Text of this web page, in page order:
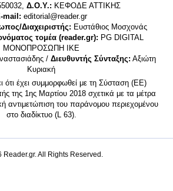
Δ.Ο.Υ.: ΚΕΦΟΔΕ ΑΤΤΙΚΗΣ
mail: editorial@reader.gr
Διαχειριστής: Ευστάθιος Μοσχονάς
τομέα (reader.gr): PG DIGITAL
MONΟΠΡΟΣΩΠΗ ΙΚΕ
/ Διευθυντής Σύνταξης: Αξιώτη
Κυριακή
ότι έχει συμμορφωθεί με τη Σύσταση (ΕΕ)
της 1ης Μαρτίου 2018 σχετικά με τα μέτρα
αντιμετώπιση του παράνομου περιεχομένου
στο διαδίκτυο (L 63).
Reader.gr. All Rights Reserved.